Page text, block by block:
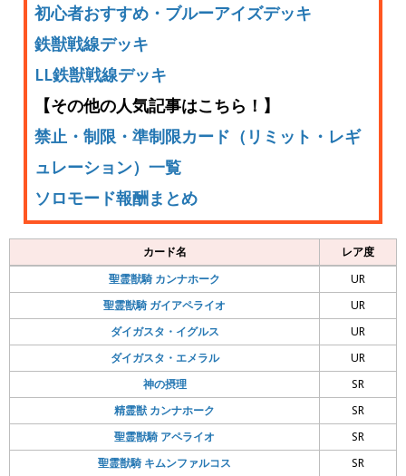
初心者おすすめ・ブルーアイズデッキ
鉄獣戦線デッキ
LL鉄獣戦線デッキ
【その他の人気記事はこちら！】
禁止・制限・準制限カード（リミット・レギ
ュレーション）一覧
ソロモード報酬まとめ
カード名
レア度
聖霊獣騎 カンナホーク
UR
聖霊獣騎 ガイアペライオ
UR
ダイガスタ・イグルス
UR
ダイガスタ・エメラル
UR
神の摂理
SR
精霊獣 カンナホーク
SR
聖霊獣騎 アペライオ
SR
聖霊獣騎 キムンファルコス
SR